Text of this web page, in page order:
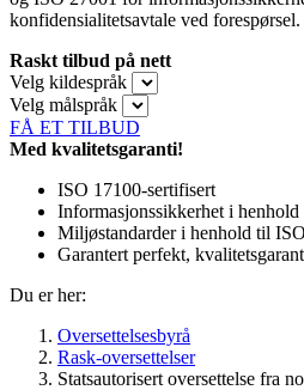
konfidensialitetsavtale ved forespørsel.
Raskt tilbud på nett
Velg kildespråk
Velg målspråk
FÅ ET TILBUD
Med kvalitetsgaranti!
ISO 17100-sertifisert
Informasjonssikkerhet i
Miljøstandarder i henhold til
Garantert perfekt,
Du er her:
Oversettelsesbyrå
Rask-oversettelser
Statsautorisert oversettelse fra